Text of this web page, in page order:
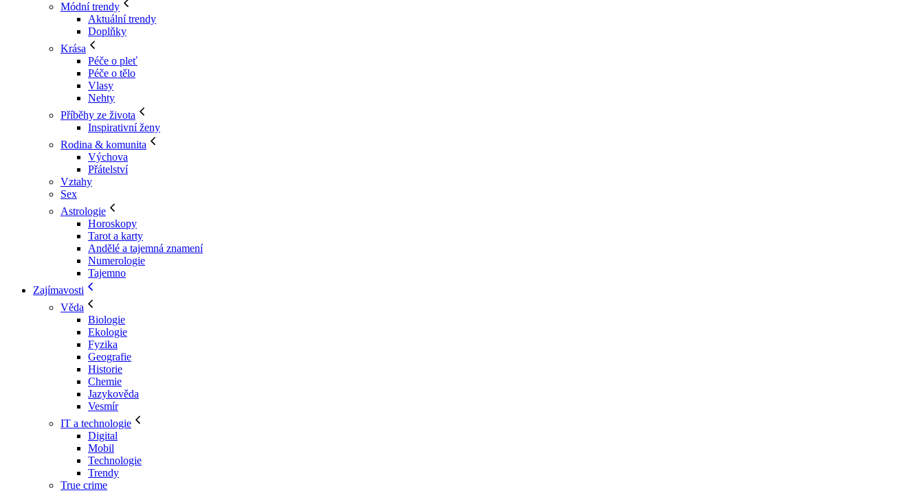
Módní trendy
Aktuální trendy
Doplňky
Krása
Péče o pleť
Péče o tělo
Vlasy
Nehty
Příběhy ze života
Inspirativní ženy
Rodina & komunita
Výchova
Přátelství
Vztahy
Sex
Astrologie
Horoskopy
Tarot a karty
Andělé a tajemná znamení
Numerologie
Tajemno
Zajímavosti
Věda
Biologie
Ekologie
Fyzika
Geografie
Historie
Chemie
Jazykověda
Vesmír
IT a technologie
Digital
Mobil
Technologie
Trendy
True crime